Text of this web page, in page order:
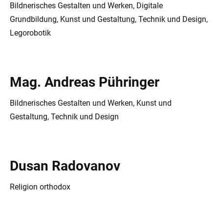
Bildnerisches Gestalten und Werken, Digitale
Grundbildung, Kunst und Gestaltung, Technik und Design,
Legorobotik
Mag. Andreas Pühringer
Bildnerisches Gestalten und Werken, Kunst und
Gestaltung, Technik und Design
Dusan Radovanov
Religion orthodox